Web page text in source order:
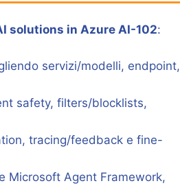
solutions in Azure AI-102:
servizi/modelli, endpoint,
safety, filters/blocklists,
tracing/feedback e fine-
Microsoft Agent Framework,